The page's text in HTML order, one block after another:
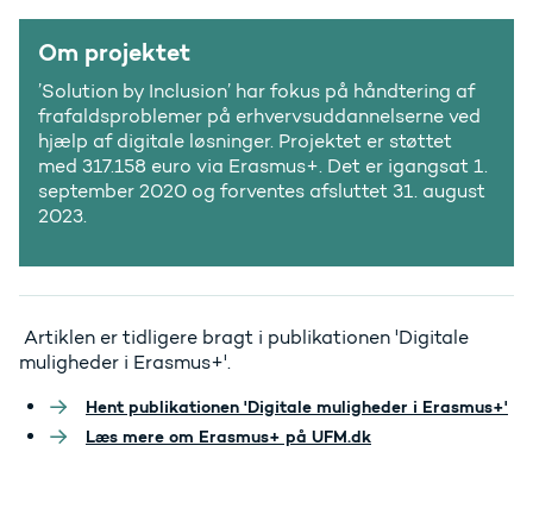
Om projektet
’Solution by Inclusion’ har fokus på håndtering af
frafaldsproblemer på erhvervsuddannelserne ved
hjælp af digitale løsninger. Projektet er støttet
med 317.158 euro via Erasmus+. Det er igangsat 1.
september 2020 og forventes afsluttet 31. august
2023.
Artiklen er tidligere bragt i publikationen 'Digitale
muligheder i Erasmus+'.
Hent publikationen 'Digitale muligheder i Erasmus+'
Læs mere om Erasmus+ på UFM.dk